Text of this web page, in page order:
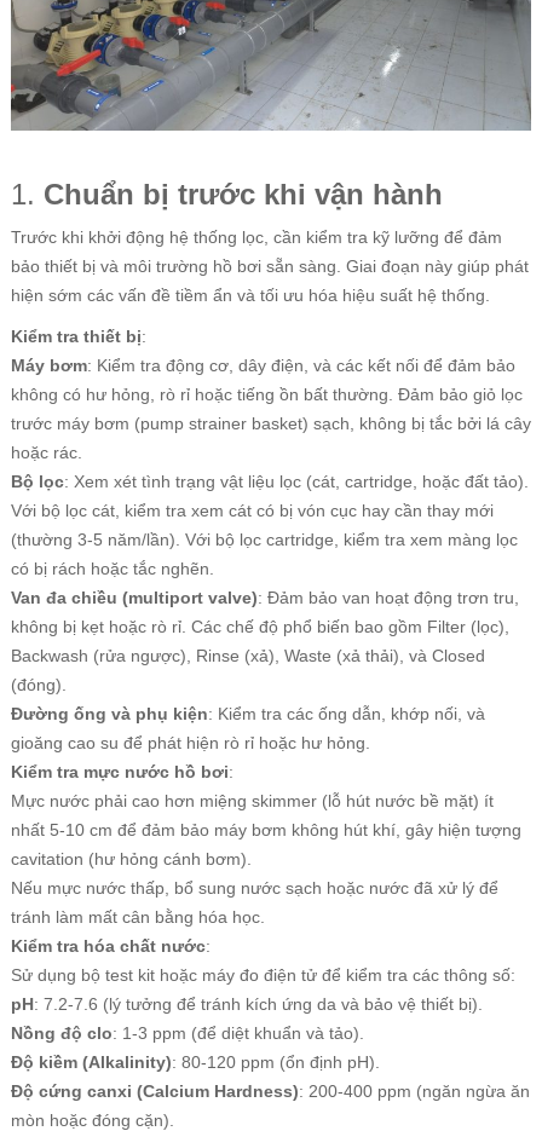
1. Chuẩn bị trước khi vận hành
Trước khi khởi động hệ thống lọc, cần kiểm tra kỹ lưỡng để đảm
bảo thiết bị và môi trường hồ bơi sẵn sàng. Giai đoạn này giúp phát
hiện sớm các vấn đề tiềm ẩn và tối ưu hóa hiệu suất hệ thống.
Kiểm tra thiết bị:
Máy bơm: Kiểm tra động cơ, dây điện, và các kết nối để đảm bảo
không có hư hỏng, rò rỉ hoặc tiếng ồn bất thường. Đảm bảo giỏ lọc
trước máy bơm (pump strainer basket) sạch, không bị tắc bởi lá cây
hoặc rác.
Bộ lọc: Xem xét tình trạng vật liệu lọc (cát, cartridge, hoặc đất tảo).
Với bộ lọc cát, kiểm tra xem cát có bị vón cục hay cần thay mới
(thường 3-5 năm/lần). Với bộ lọc cartridge, kiểm tra xem màng lọc
có bị rách hoặc tắc nghẽn.
Van đa chiều (multiport valve): Đảm bảo van hoạt động trơn tru,
không bị kẹt hoặc rò rỉ. Các chế độ phổ biến bao gồm Filter (lọc),
Backwash (rửa ngược), Rinse (xả), Waste (xả thải), và Closed
(đóng).
Đường ống và phụ kiện: Kiểm tra các ống dẫn, khớp nối, và
gioăng cao su để phát hiện rò rỉ hoặc hư hỏng.
Kiểm tra mực nước hồ bơi:
Mực nước phải cao hơn miệng skimmer (lỗ hút nước bề mặt) ít
nhất 5-10 cm để đảm bảo máy bơm không hút khí, gây hiện tượng
cavitation (hư hỏng cánh bơm).
Nếu mực nước thấp, bổ sung nước sạch hoặc nước đã xử lý để
tránh làm mất cân bằng hóa học.
Kiểm tra hóa chất nước:
Sử dụng bộ test kit hoặc máy đo điện tử để kiểm tra các thông số:
pH: 7.2-7.6 (lý tưởng để tránh kích ứng da và bảo vệ thiết bị).
Nồng độ clo: 1-3 ppm (để diệt khuẩn và tảo).
Độ kiềm (Alkalinity): 80-120 ppm (ổn định pH).
Độ cứng canxi (Calcium Hardness): 200-400 ppm (ngăn ngừa ăn
mòn hoặc đóng cặn).